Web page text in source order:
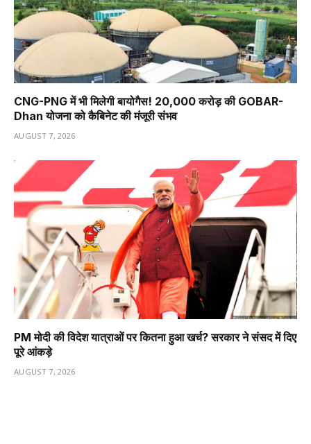
CNG-PNG में भी मिलेगी बायोगैस! ₹20,000 करोड़ की GOBAR-
Dhan योजना को कैबिनेट की मंजूरी संभव
AUGUST 7, 2026
PM मोदी की विदेश यात्राओं पर कितना हुआ खर्च? सरकार ने संसद में दिए
पूरे आंकड़े
AUGUST 7, 2026